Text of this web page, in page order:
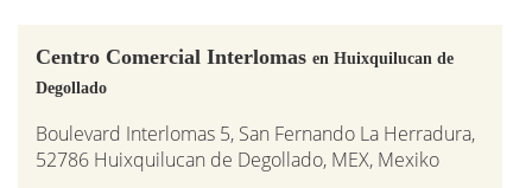
Centro Comercial Interlomas en Huixquilucan de
Degollado
Boulevard Interlomas 5, San Fernando La Herradura,
52786 Huixquilucan de Degollado, MEX, Mexiko